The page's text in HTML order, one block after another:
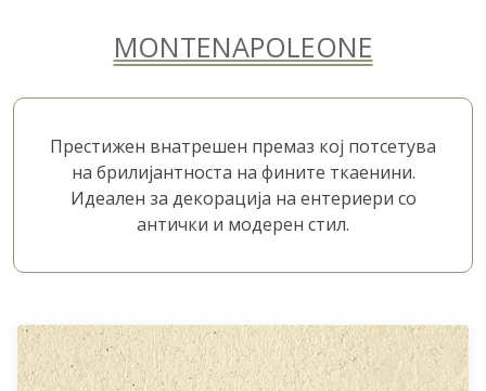
MONTENAPOLEONE
Престижен внатрешен премаз кој потсетува
на брилијантноста на фините ткаенини.
Идеален за декорација на ентериери со
антички и модерен стил.